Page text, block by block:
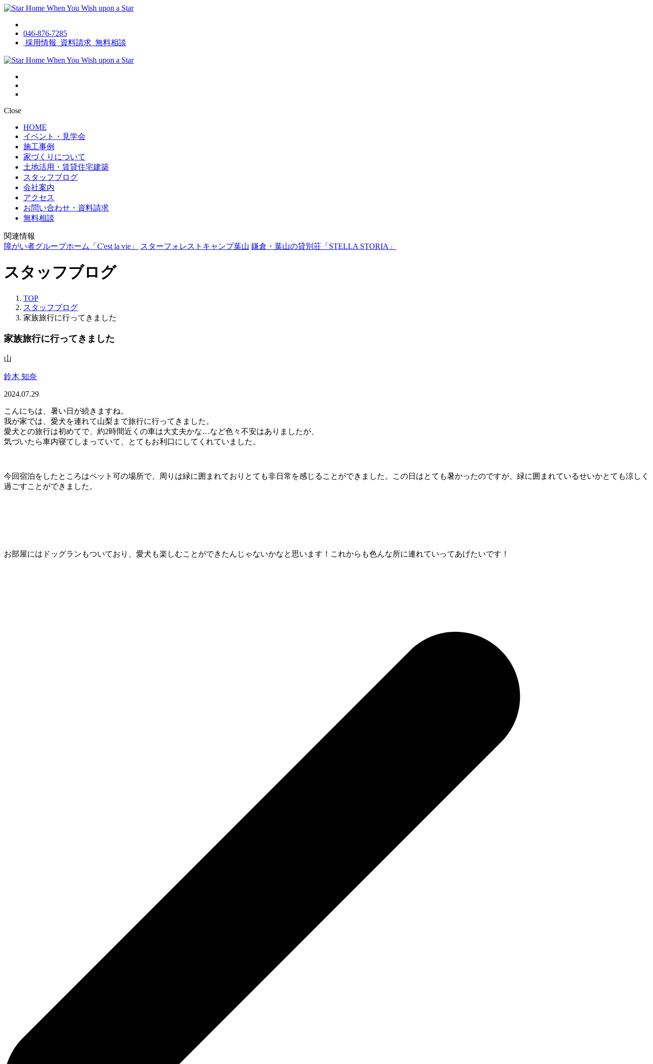
046-876-7285
採用情報
資料請求 無料相談
Close
HOME
イベント・見学会
施工事例
家づくりについて
土地活用・賃貸住宅建築
スタッフブログ
会社案内
アクセス
お問い合わせ・資料請求
無料相談
関連情報
障がい者グループホーム「C'est la vie」
スターフォレストキャンプ葉山 鎌倉・葉山の貸別荘「STELLA STORIA」
スタッフブログ
TOP
スタッフブログ
家族旅行に行ってきました
家族旅行に行ってきました
山
鈴木 知奈
2024.07.29
こんにちは、暑い日が続きますね。
我が家では、愛犬を連れて山梨まで旅行に行ってきました。
愛犬との旅行は初めてで、約2時間近くの車は大丈夫かな…など色々不安はありましたが、
気づいたら車内寝てしまっていて、とてもお利口にしてくれていました。
今回宿泊をしたところはペット可の場所で、周りは緑に囲まれておりとても非日常を感じることができました。この日はとても暑かったのですが、緑に囲まれているせいかとても涼しく
過ごすことができました。
お部屋にはドッグランもついており、愛犬も楽しむことができたんじゃないかなと思います！これからも色んな所に連れていってあげたいです！